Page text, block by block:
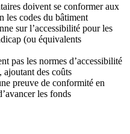
doivent se conformer aux
les codes du bâtiment
sur l’accessibilité pour les
(ou équivalents
pas les normes d’accessibilité
ajoutant des coûts
preuve de conformité en
les fonds